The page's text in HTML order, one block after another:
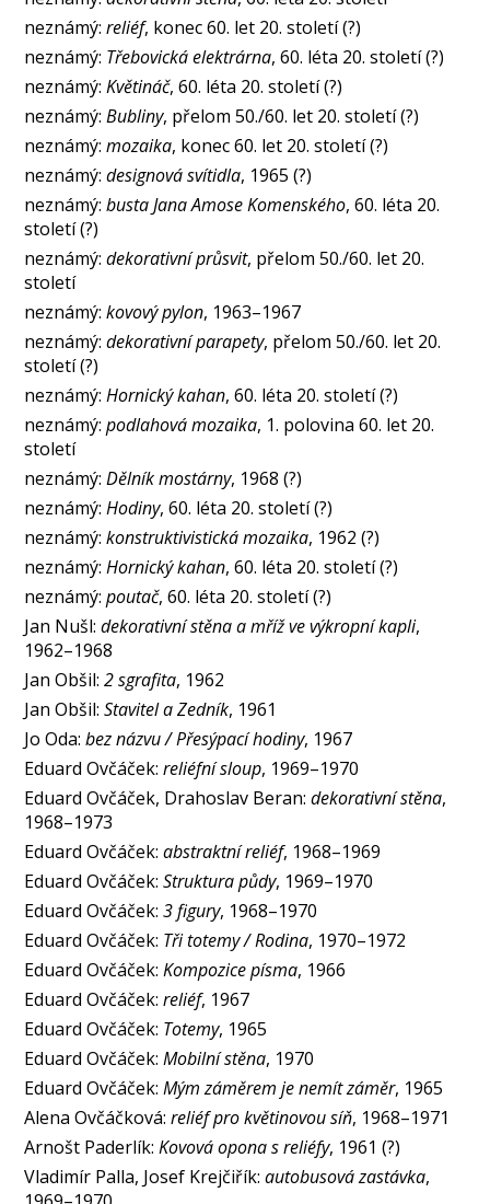
neznámý:reliéf, konec 60. let 20. století (?)
neznámý: Třebovická elektrárna, 60. léta 20. století (?)
neznámý:Květináč, 60. léta 20. století (?)
neznámý:Bubliny, přelom 50./60. let 20. století (?)
neznámý:mozaika, konec 60. let 20. století (?)
neznámý:designová svítidla, 1965 (?)
neznámý:busta Jana Amose Komenského, 60. léta 20.
století (?)
neznámý:dekorativní průsvit, přelom 50./60. let 20.
století
neznámý:kovový pylon, 1963–1967
neznámý:dekorativní parapety, přelom 50./60. let 20.
století (?)
neznámý:Hornický kahan, 60. léta 20. století (?)
neznámý:podlahová mozaika, 1. polovina 60. let 20.
století
neznámý:Dělník mostárny, 1968 (?)
neznámý:Hodiny, 60. léta 20. století (?)
neznámý:konstruktivistická mozaika, 1962 (?)
neznámý:Hornický kahan, 60. léta 20. století (?)
neznámý:poutač, 60. léta 20. století (?)
Jan Nušl:dekorativní stěna a mříž ve výkropní kapli,
1962–1968
Jan Obšil:2 sgrafita, 1962
Jan Obšil:Stavitel a Zedník, 1961
Jo Oda:bez názvu / Přesýpací hodiny, 1967
Eduard Ovčáček:reliéfní sloup, 1969–1970
Eduard Ovčáček, Drahoslav Beran:dekorativní stěna,
1968–1973
Eduard Ovčáček:abstraktní reliéf, 1968–1969
Eduard Ovčáček:Struktura půdy, 1969–1970
Eduard Ovčáček:3 figury, 1968–1970
Eduard Ovčáček: Tři totemy / Rodina, 1970–1972
Eduard Ovčáček:Kompozice písma, 1966
Eduard Ovčáček:reliéf, 1967
Eduard Ovčáček: Totemy, 1965
Eduard Ovčáček:Mobilní stěna, 1970
Eduard Ovčáček:Mým záměrem je nemít záměr, 1965
Alena Ovčáčková:reliéf pro květinovou síň, 1968–1971
Arnošt Paderlík:Kovová opona s reliéfy, 1961 (?)
Vladimír Palla, Josef Krejčiřík:autobusová zastávka,